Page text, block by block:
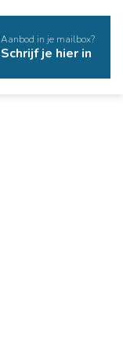
Aanbod in je mailbox?
Schrijf je hier in